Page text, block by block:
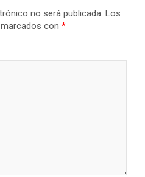
no será publicada. Los
con *